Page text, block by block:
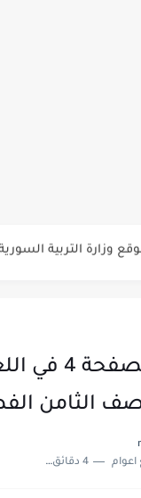
حل أسئلة الكيمياء بكالوريا
حل اسئلة الصفحة 4
الثامن
4 دقائق للقراءة